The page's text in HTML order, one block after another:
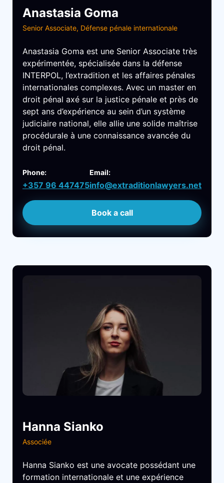
Anastasia Goma
Senior Associate, Défense pénale internationale
Anastasia Goma est une Senior Associate très
expérimentée, spécialisée dans la défense
INTERPOL, l’extradition et les affaires pénales
internationales complexes. Avec un master en
droit pénal axé sur la justice pénale et près de
sept ans d’expérience au sein d’un système
judiciaire national, elle allie une solide maîtrise
procédurale à une connaissance avancée du
droit pénal.
Phone:
+357 96 447475
Email:
info@extraditionlawyers.net
Book a call
Hanna Sianko
Associée
Hanna Sianko est une avocate possédant une
formation internationale et une expérience